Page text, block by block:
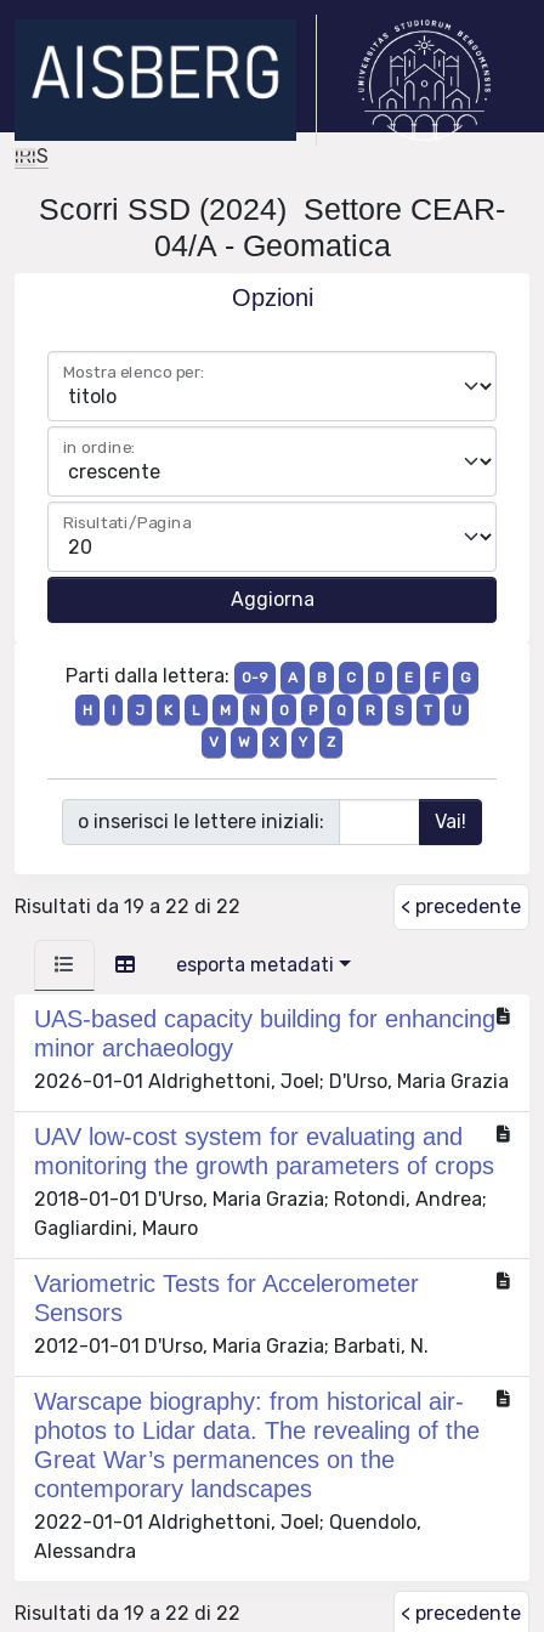
IRIS
Scorri SSD (2024) Settore CEAR-
04/A - Geomatica
Opzioni
Mostra elenco per:
in ordine:
Risultati/Pagina
Parti dalla lettera: 0-9 A B C D E F
G
H
I J K L M N O P Q R S T
U
V
W X Y Z
o inserisci le lettere iniziali:
Risultati da 19 a 22 di 22 < precedente
esporta metadati
UAS-based capacity building for enhancing
minor archaeology
2026-01-01 Aldrighettoni, Joel; D'Urso, Maria Grazia
UAV low-cost system for evaluating and
monitoring the growth parameters of crops
2018-01-01 D'Urso, Maria Grazia; Rotondi, Andrea;
Gagliardini, Mauro
Variometric Tests for Accelerometer
Sensors
2012-01-01 D'Urso, Maria Grazia; Barbati, N.
Warscape biography: from historical air-
photos to Lidar data. The revealing of the
Great War’s permanences on the
contemporary landscapes
2022-01-01 Aldrighettoni, Joel; Quendolo,
Alessandra
Risultati da 19 a 22 di 22 < precedente